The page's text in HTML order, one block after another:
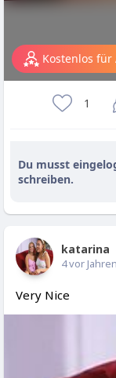
Kostenlos
1
Du musst
schreiben.
katarina
4 vor Jahren
Very Nice